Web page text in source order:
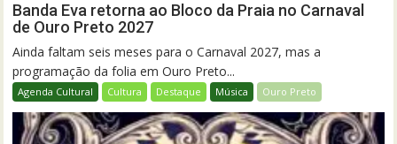
Banda Eva retorna ao Bloco da Praia no Carnaval
de Ouro Preto 2027
Ainda faltam seis meses para o Carnaval 2027, mas a
programação da folia em Ouro Preto...
Agenda Cultural Cultura Destaque Música Ouro Preto